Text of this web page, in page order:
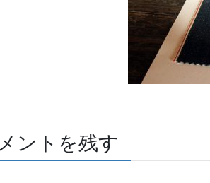
ントを残す